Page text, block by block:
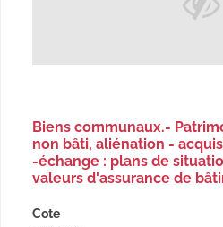
Biens communaux.-
non bâti, aliénation -
-échange : plans de
valeurs d'assurance de
Cote